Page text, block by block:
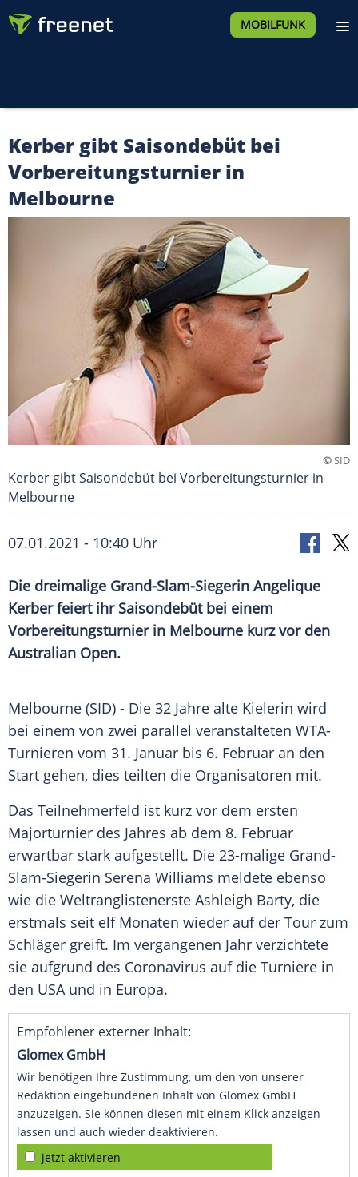
MOBILFUNK
Kerber gibt Saisondebüt bei
Vorbereitungsturnier in
Melbourne
©SID
Kerber gibt Saisondebüt bei Vorbereitungsturnier in
Melbourne
07.01.2021 - 10:40 Uhr
Die dreimalige Grand-Slam-Siegerin Angelique
Kerberfeiert ihr Saisondebütbei einem
Vorbereitungsturnierin Melbourne kurz vor den
Australian Open.
Melbourne (SID) - Die 32 Jahre alte Kielerin wird
bei einem von zwei parallel veranstalteten WTA-
Turnieren vom 31. Januar bis 6. Februar an den
Start gehen, dies teilten die Organisatoren mit.
Das Teilnehmerfeld ist kurz vor dem ersten
Majorturnier des Jahres ab dem 8. Februar
erwartbar stark aufgestellt. Die 23-malige Grand-
Slam-Siegerin Serena Williams meldete ebenso
wie die Weltranglistenerste Ashleigh Barty, die
erstmals seit elf Monaten wieder auf der Tour zum
Schläger greift. Im vergangenen Jahr verzichtete
sie aufgrund des Coronavirus auf die Turniere in
den USA und in Europa.
Empfohlener externer Inhalt:
Glomex GmbH
Wir benötigen Ihre Zustimmung, um den von unserer
Redaktion eingebundenen Inhalt von Glomex GmbH
anzuzeigen. Sie können diesen mit einem Klick anzeigen
lassen und auch wieder deaktivieren.
jetzt aktivieren